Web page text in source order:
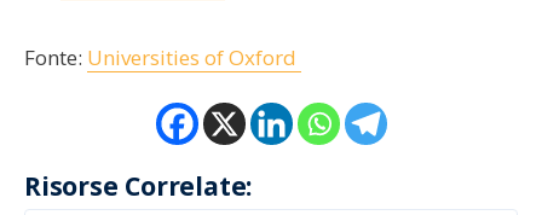
Fonte: Universities of Oxford
Risorse Correlate: